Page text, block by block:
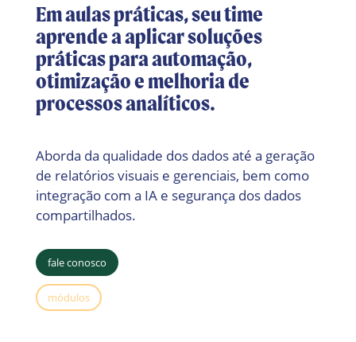
Em aulas práticas, seu time
aprende a aplicar soluções
práticas para automação,
otimização e melhoria de
processos analíticos.
Aborda da qualidade dos dados até a geração
de relatórios visuais e gerenciais, bem como
integração com a IA e segurança dos dados
compartilhados.
fale conosco
módulos